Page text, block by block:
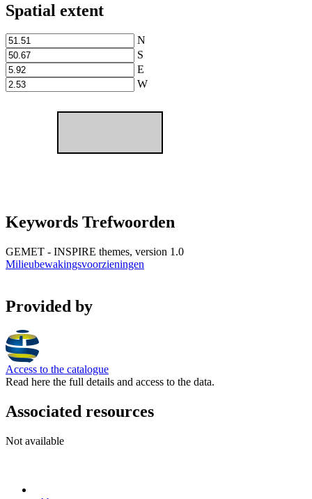
Spatial extent
N
S
E
W
Keywords Trefwoorden
GEMET - INSPIRE themes, version 1.0
Milieubewakingsvoorzieningen
Provided by
Access to the catalogue
Read here the full details and access to the data.
Associated resources
Not available